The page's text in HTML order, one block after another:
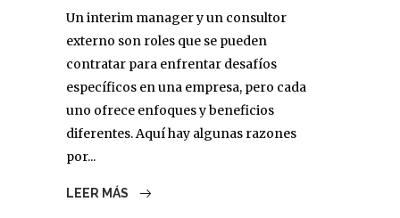
Un interim manager y un consultor
externo son roles que se pueden
contratar para enfrentar desafíos
específicos en una empresa, pero cada
uno ofrece enfoques y beneficios
diferentes. Aquí hay algunas razones
por...
LEER MÁS